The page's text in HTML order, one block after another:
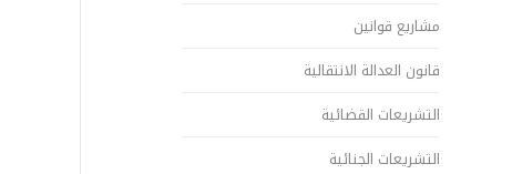
مشاريع قوانين
قانون العدالة الانتقالية
التشريعات القضائية
التشريعات الجنائية